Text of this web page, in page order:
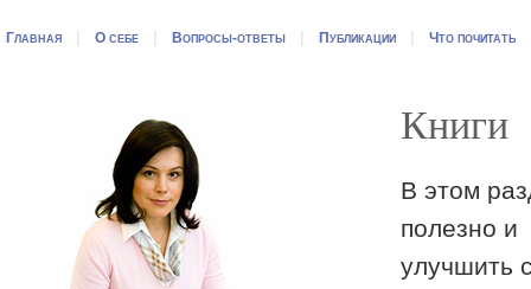
Главная О себе Вопросы-ответы Публикации Что почитать
Книги
В этом
полезно и
улучшить